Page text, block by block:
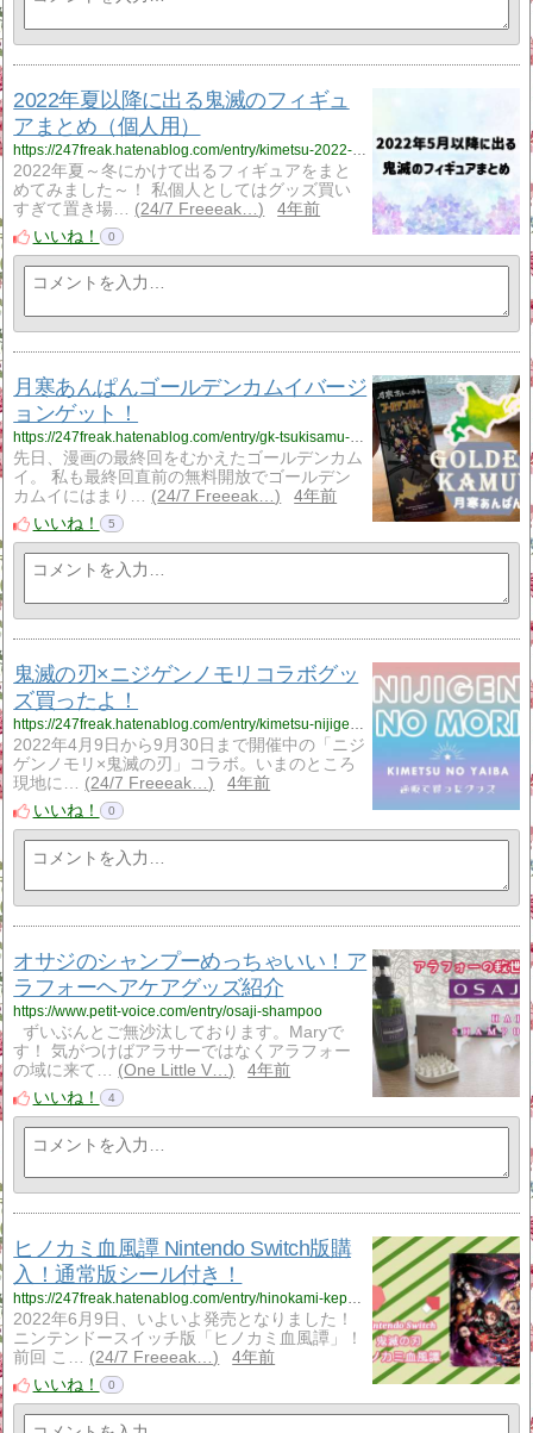
2022年夏以降に出る鬼滅のフィギュ
アまとめ（個人用）
2022年夏～冬にかけて出るフィギュアをまと
めてみました～！ 私個人としてはグッズ買い
すぎて置き場…
24/7 Freeeak…
4年前
いいね！
0
月寒あんぱんゴールデンカムイバージ
ョンゲット！
先日、漫画の最終回をむかえたゴールデンカム
イ。 私も最終回直前の無料開放でゴールデン
カムイにはまり…
24/7 Freeeak…
4年前
いいね！
5
鬼滅の刃×ニジゲンノモリコラボグッ
ズ買ったよ！
2022年4月9日から9月30日まで開催中の「ニジ
ゲンノモリ×鬼滅の刃」コラボ。いまのところ
現地に…
24/7 Freeeak…
4年前
いいね！
0
オサジのシャンプーめっちゃいい！ア
ラフォーヘアケアグッズ紹介
https://www.petit-voice.com/entry/osaji-shampoo
ずいぶんとご無沙汰しております。Maryで
す！ 気がつけばアラサーではなくアラフォー
の域に来て…
One Little V…
4年前
いいね！
4
ヒノカミ血風譚 Nintendo Switch版購
入！通常版シール付き！
2022年6月9日、いよいよ発売となりました！
ニンテンドースイッチ版「ヒノカミ血風譚」！
前回 こ…
24/7 Freeeak…
4年前
いいね！
0